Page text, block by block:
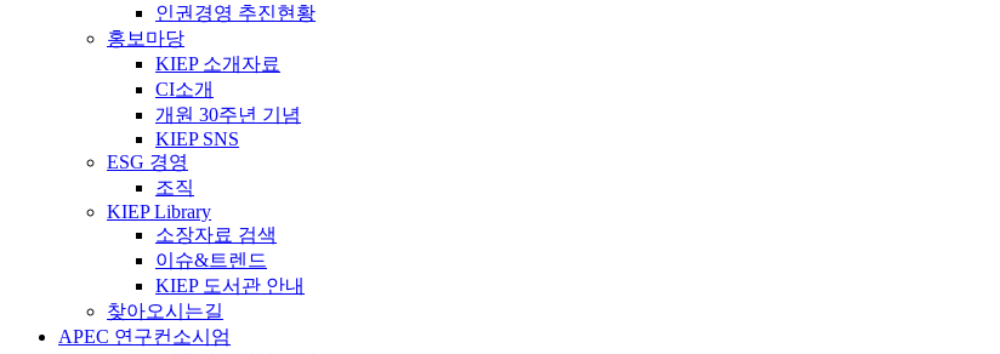
인권경영 추진현황
홍보마당
KIEP 소개자료
CI소개
개원 30주년 기념
KIEP SNS
ESG 경영
조직
KIEP Library
소장자료 검색
이슈&트렌드
KIEP 도서관 안내
찾아오시는길
APEC 연구컨소시엄